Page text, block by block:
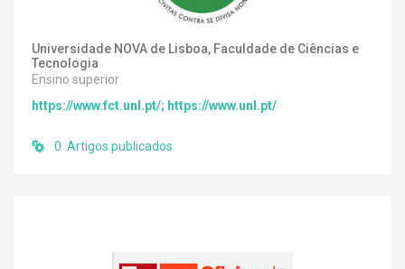
Universidade NOVA de Lisboa, Faculdade de Ciências e
Tecnologia
Ensino superior
https://www.fct.unl.pt/; https://www.unl.pt/
0 Artigos publicados